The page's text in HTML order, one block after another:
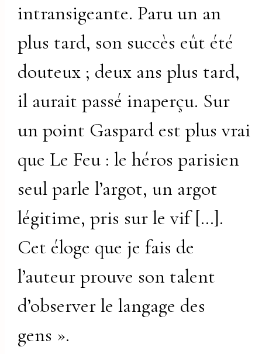
intransigeante. Paru un an
plus tard, son succès eût été
douteux ; deux ans plus tard,
il aurait passé inaperçu. Sur
un point Gaspard est plus vrai
que Le Feu : le héros parisien
seul parle l’argot, un argot
légitime, pris sur le vif […].
Cet éloge que je fais de
l’auteur prouve son talent
d’observer le langage des
gens ».